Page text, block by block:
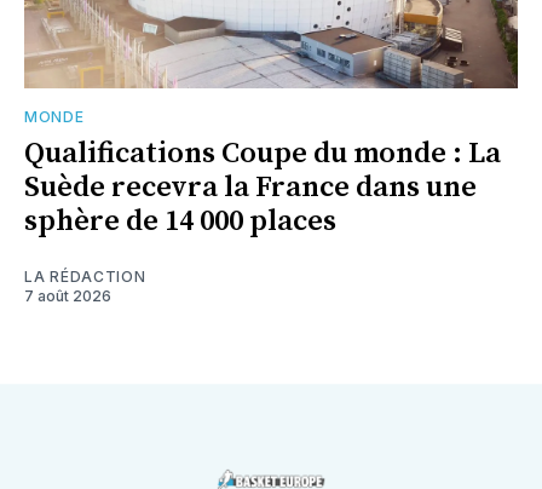
MONDE
Qualifications Coupe du monde : La
Suède recevra la France dans une
sphère de 14 000 places
LA RÉDACTION
7 août 2026